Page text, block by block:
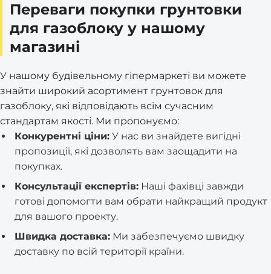
Переваги покупки грунтовки
для газоблоку у нашому
магазині
У нашому будівельному гіпермаркеті ви можете
знайти широкий асортимент грунтовок для
газоблоку, які відповідають всім сучасним
стандартам якості. Ми пропонуємо:
Конкурентні ціни: У нас ви знайдете вигідні
пропозиції, які дозволять вам заощадити на
покупках.
Консультації експертів: Наші фахівці завжди
готові допомогти вам обрати найкращий продукт
для вашого проекту.
Швидка доставка: Ми забезпечуємо швидку
доставку по всій території країни.